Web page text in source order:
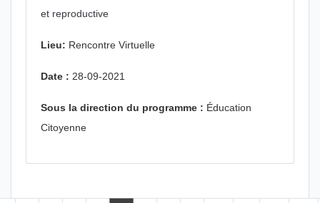
et reproductive
Lieu: Rencontre Virtuelle
Date : 28-09-2021
Sous la direction du programme : Éducation
Citoyenne